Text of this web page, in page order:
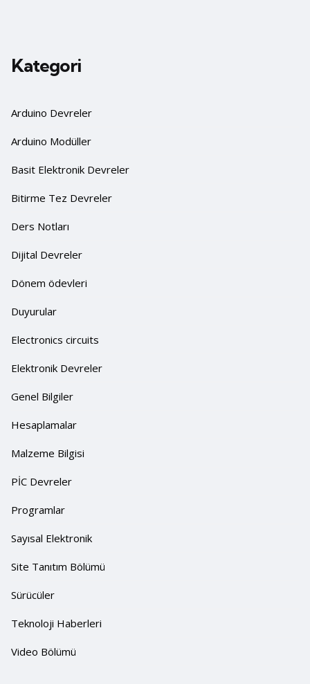
Kategori
Arduino Devreler
Arduino Modüller
Basit Elektronik Devreler
Bitirme Tez Devreler
Ders Notları
Dijital Devreler
Dönem ödevleri
Duyurular
Electronics circuits
Elektronik Devreler
Genel Bilgiler
Hesaplamalar
Malzeme Bilgisi
PİC Devreler
Programlar
Sayısal Elektronik
Site Tanıtım Bölümü
Sürücüler
Teknoloji Haberleri
Video Bölümü